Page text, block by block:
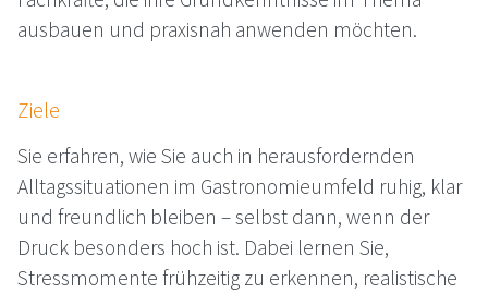
ausbauen und praxisnah anwenden möchten.
Ziele
Sie erfahren, wie Sie auch in herausfordernden
Alltagssituationen im Gastronomieumfeld ruhig, klar
und freundlich bleiben – selbst dann, wenn der
Druck besonders hoch ist. Dabei lernen Sie,
Stressmomente frühzeitig zu erkennen, realistische